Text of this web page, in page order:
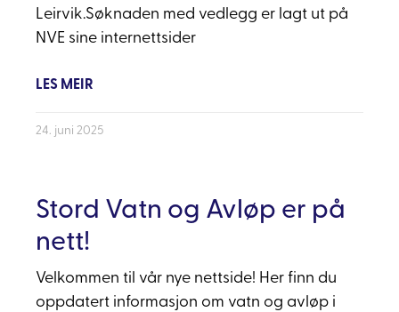
Leirvik.Søknaden med vedlegg er lagt ut på
NVE sine internettsider
LES MEIR
24. juni 2025
Stord Vatn og Avløp er på
nett!
Velkommen til vår nye nettside! Her finn du
oppdatert informasjon om vatn og avløp i